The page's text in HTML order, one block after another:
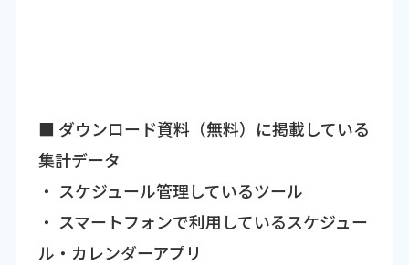
■ ダウンロード資料（無料）に掲載している
集計データ
・ スケジュール管理しているツール
・ スマートフォンで利用しているスケジュー
ル・カレンダーアプリ